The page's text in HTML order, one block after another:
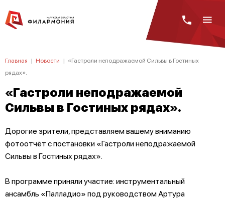
Главная | Новости | «Гастроли неподражаемой Сильвы в Гостиных
рядах».
«Гастроли неподражаемой
Сильвы в Гостиных рядах».
Дорогие зрители, представляем вашему вниманию
фотоотчёт с постановки «Гастроли неподражаемой
Сильвы в Гостиных рядах».
В программе приняли участие: инструментальный
ансамбль «Палладио» под руководством Артура